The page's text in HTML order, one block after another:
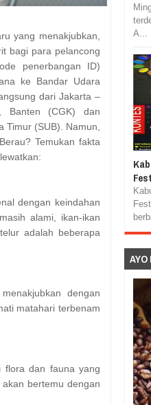
yang menakjubkan,
bagi para pelancong
penerbangan ID)
ke Bandar Udara
dari Jakarta –
Banten (CGK) dan
(SUB). Namun,
Temukan fakta
dengan keindahan
alami, ikan-ikan
adalah beberapa
dengan
matahari terbenam
flora dan fauna yang
bertemu dengan
A...
AYO